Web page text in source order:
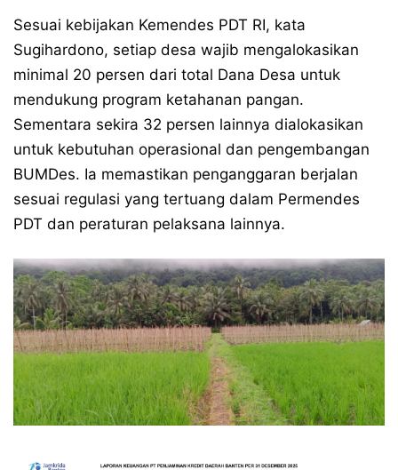
Sesuai kebijakan Kemendes PDT RI, kata
Sugihardono, setiap desa wajib mengalokasikan
minimal 20 persen dari total Dana Desa untuk
mendukung program ketahanan pangan.
Sementara sekira 32 persen lainnya dialokasikan
untuk kebutuhan operasional dan pengembangan
BUMDes. Ia memastikan penganggaran berjalan
sesuai regulasi yang tertuang dalam Permendes
PDT dan peraturan pelaksana lainnya.